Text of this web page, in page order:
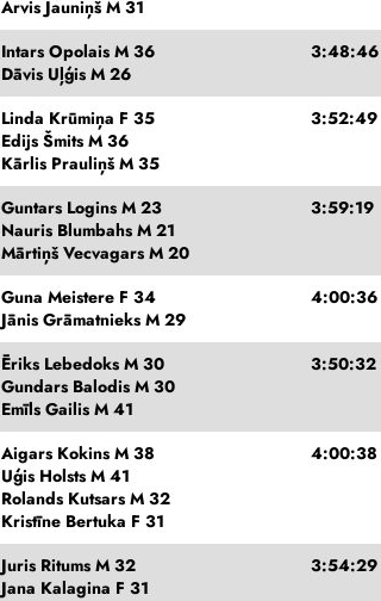
Arvis Jauniņš M 31
Intars Opolais M 36
Dāvis Uļģis M 26
3:48:46
Linda Krūmiņa F 35
Edijs Šmits M 36
Kārlis Prauliņš M 35
3:52:49
Guntars Logins M 23
Nauris Blumbahs M 21
Mārtiņš Vecvagars M 20
3:59:19
Guna Meistere F 34
Jānis Grāmatnieks M 29
4:00:36
Ēriks Lebedoks M 30
Gundars Balodis M 30
Emīls Gailis M 41
3:50:32
Aigars Kokins M 38
Uģis Holsts M 41
Rolands Kutsars M 32
Kristīne Bertuka F 31
4:00:38
Juris Ritums M 32
Jana Kalagina F 31
3:54:29